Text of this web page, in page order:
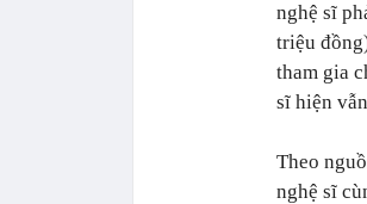
nghệ sĩ
triệu
tham gia
sĩ hiện
Theo
nghệ sĩ